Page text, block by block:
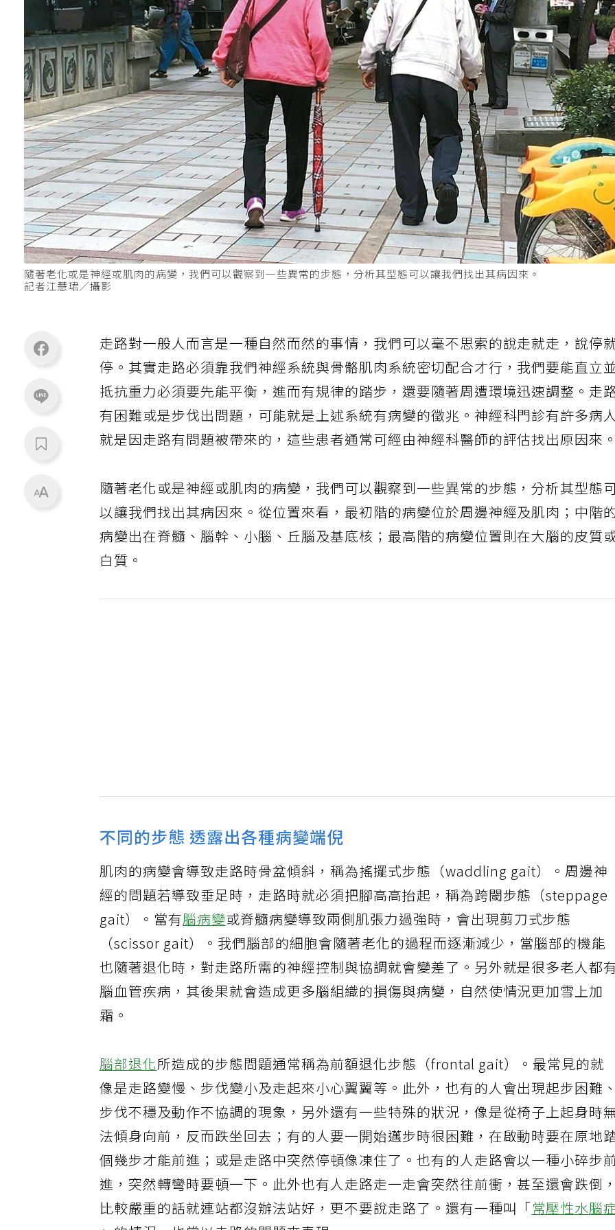
隨著老化或是神經或肌肉的病變，我們可以觀察到一些異常的步態，分析其型態可以讓我們找出其病因來。
記者江慧珺／攝影
走路對一般人而言是一種自然而然的事情，我們可以毫不思索的說走就走，說停
停。其實走路必須靠我們神經系統與骨骼肌肉系統密切配合才行，我們要能直立
抵抗重力必須要先能平衡，進而有規律的踏步，還要隨著周遭環境迅速調整。走
有困難或是步伐出問題，可能就是上述系統有病變的徵兆。神經科門診有許多病
就是因走路有問題被帶來的，這些患者通常可經由神經科醫師的評估找出原因來。
隨著老化或是神經或肌肉的病變，我們可以觀察到一些異常的步態，分析其型態可
以讓我們找出其病因來。從位置來看，最初階的病變位於周邊神經及肌肉；中階
病變出在脊髓、腦幹、小腦、丘腦及基底核；最高階的病變位置則在大腦的皮質
白質。
不同的步態 透露出各種病變端倪
肌肉的病變會導致走路時骨盆傾斜，稱為搖擺式步態（waddling gait）。周邊神
經的問題若導致垂足時，走路時就必須把腳高高抬起，稱為跨閾步態（steppage
gait）。當有腦病變或脊髓病變導致兩側肌張力過強時，會出現剪刀式步態
（scissor gait）。我們腦部的細胞會隨著老化的過程而逐漸減少，當腦部的機能
也隨著退化時，對走路所需的神經控制與協調就會變差了。另外就是很多老人都有
腦血管疾病，其後果就會造成更多腦組織的損傷與病變，自然使情況更加雪上加
霜。
腦部退化所造成的步態問題通常稱為前額退化步態（frontal gait）。最常見的就
像是走路變慢、步伐變小及走起來小心翼翼等。此外，也有的人會出現起步困難、
步伐不穩及動作不協調的現象，另外還有一些特殊的狀況，像是從椅子上起身時
法傾身向前，反而跌坐回去；有的人要一開始邁步時很困難，在啟動時要在原地
個幾步才能前進；或是走路中突然停頓像凍住了。也有的人走路會以一種小碎步前
進，突然轉彎時要頓一下。此外也有人走路走一走會突然往前衝，甚至還會跌倒，
比較嚴重的話就連站都沒辦法站好，更不要說走路了。還有一種叫「常壓性水腦